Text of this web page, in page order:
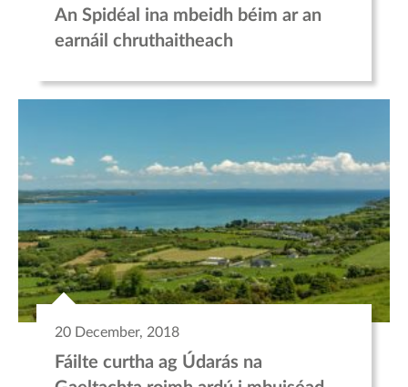
An Spidéal ina mbeidh béim ar an
earnáil chruthaitheach
20 December, 2018
Fáilte curtha ag Údarás na